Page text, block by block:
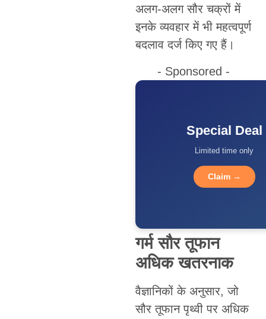
अलग-अलग सौर चक्रों में
इनके व्यवहार में भी महत्वपूर्ण
बदलाव दर्ज किए गए हैं।
- Sponsored -
Special Deal
Limited time only
Claim →
गर्म सौर तूफान
अधिक खतरनाक
वैज्ञानिकों के अनुसार, जो
सौर तूफान पृथ्वी पर अधिक